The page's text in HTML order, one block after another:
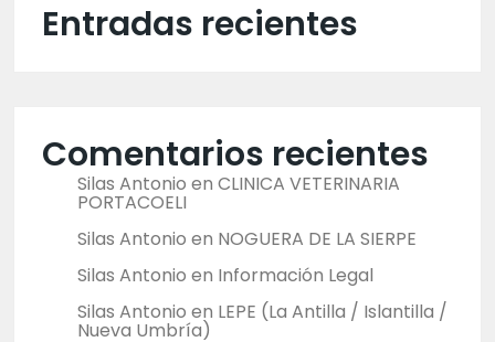
Entradas recientes
Comentarios recientes
Silas Antonio en CLINICA VETERINARIA
PORTACOELI
Silas Antonio en NOGUERA DE LA SIERPE
Silas Antonio en Información Legal
Silas Antonio en LEPE (La Antilla / Islantilla /
Nueva Umbría)